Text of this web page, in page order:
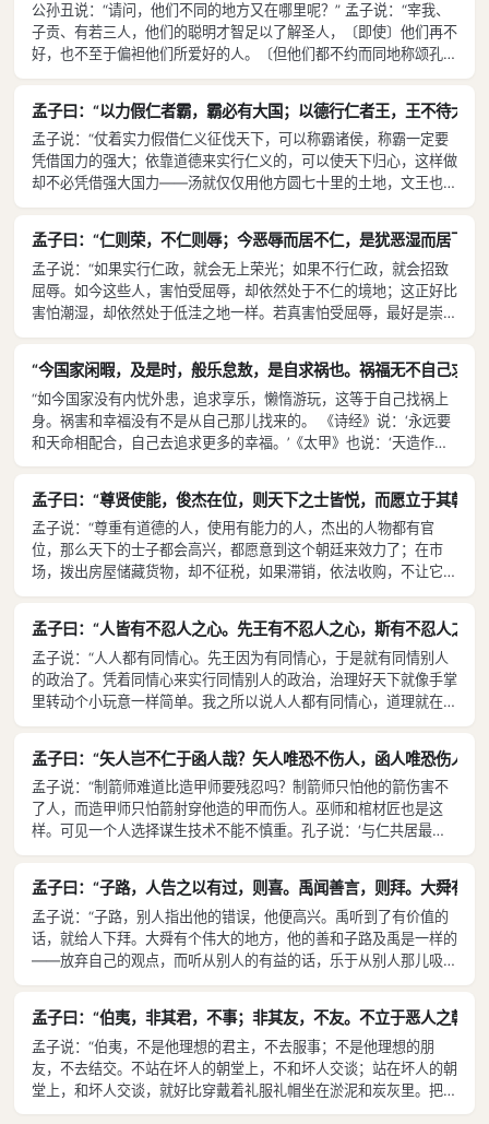
公孙丑说：“请问，他们不同的地方又在哪里呢？” 孟子说：“宰我、
子贡、有若三人，他们的聪明才智足以了解圣人，〔即使〕他们再不
好，也不至于偏袒他们所爱好的人。〔但他们都不约而同地称颂孔
子。〕宰我说：‘以我来看老师，比尧、舜都强多了。’子贡说：‘看见
从现在到百代以后，衡量这百代君王的高下，其标准都不能违离孔子
之道。自有人类以来，没有人能够比得上他老人家的。’有若说：‘难
道只有百姓如此吗？麒麟相比于走兽，凤凰相比于飞鸟，泰山相比于
土堆，河海相比于溪涧，都算是同类。圣人相比于百姓，也是同类。
虽然他来自民间，却远远超出大众——自有人类以来，还没有比孔子
更伟大的。’”
孟子曰：“以力假仁者霸，霸必有大国；以德行仁者王，王不待大
孟子说：“仗着实力假借仁义征伐天下，可以称霸诸侯，称霸一定要
凭借国力的强大；依靠道德来实行仁义的，可以使天下归心，这样做
却不必凭借强大国力——汤就仅仅用他方圆七十里的土地，文王也就
仅仅用他方圆百里的土地〔实行了仁政，而使人心归服〕。仗着实力
来使人服从的，人家不会心悦诚服，只是因为他本身的实力不够的缘
故；依靠道德来使人服从的，人家才会心悦诚服，就好像七十多位弟
子归服孔子一样。《诗经》说过：‘从西从东，从南从北，没有哪种
想法不心悦诚服。’正是这个意思。”
孟子曰：“仁则荣，不仁则辱；今恶辱而居不仁，是犹恶湿而居下
孟子说：“如果实行仁政，就会无上荣光；如果不行仁政，就会招致
屈辱。如今这些人，害怕受屈辱，却依然处于不仁的境地；这正好比
害怕潮湿，却依然处于低洼之地一样。若真害怕受屈辱，最好是崇尚
道德而尊敬士人，让贤人居于高位，让能人担任要职。国家既无内忧
经》说：‘趁雨没下来云没起，桑树根上剥些皮，门儿窗儿都修理。
下面的人们，谁敢把我欺？！’孔子说：‘这诗的作者真懂道理呀！能
治理好他的国家，谁敢侮辱他？’
“今国家闲暇，及是时，般乐怠敖，是自求祸也。祸福无不自己求之
“如今国家没有内忧外患，追求享乐，懒惰游玩，这等于自己找祸上
身。祸害和幸福没有不是从自己那儿找来的。 《诗经》说：‘永远要
和天命相配合，自己去追求更多的幸福。’《太甲》也说：‘天造作的
罪孽，还可以逃掉；自己造作的罪孽，却无处可逃。’正是这个意
孟子曰：“尊贤使能，俊杰在位，则天下之士皆悦，而愿立于其朝
孟子说：“尊重有道德的人，使用有能力的人，杰出的人物都有官
位，那么天下的士子都会高兴，都愿意到这个朝廷来效力了；在市
场，拨出房屋储藏货物，却不征税，如果滞销，依法收购，不让它长
久积压，那么天下的商人都会高兴，愿意把货物存放在这个市场了；
关卡，只稽查而不收税，那么天下的旅客都会高兴，愿意经过这里的
道路了；对种田人实行井田制，只助耕公田，不再收税，那么天下的
农夫都会高兴，愿意到这里的田野来耕种了；空宅空地，不征空置
税，无业者也不派发劳役，那么天下的百姓都会高兴，愿意到这里定
居了。真正能够做到这五项，那么邻近国家的百姓都会举头仰望他就
像仰望父母一样了。〔如果邻国之君要率领人民来攻打他，便好比〕
率领儿女去攻打他们的父母，从人类诞生以来，这种事没有能够成功
的。真能这样，便会天下无敌。天下无敌的人叫作‘天吏’。这样还不
能统一天下的，是从来不曾有过的。”
孟子曰：“人皆有不忍人之心。先王有不忍人之心，斯有不忍人之
孟子说：“人人都有同情心。先王因为有同情心，于是就有同情别人
的政治了。凭着同情心来实行同情别人的政治，治理好天下就像手掌
里转动个小玩意一样简单。我之所以说人人都有同情心，道理就在
于：现在忽然看见一个小孩子将要掉到井里去了，每个人都会产生惊
要在乡里朋友间博得声誉，也不是讨厌背上见死不救的坏名声才这样
的。从这一点来看，人没有同情之心，便不算是人；没有羞耻之心，
便不算是人；没有推让之心，便不算是人；没有是非之心，便不算是
人。同情之心是仁的首要，羞耻之心是义的首要，推让之心是礼的首
要，是非之心是智的首要。人具备了这四种首要的善心，就好比他有
手足四肢一般自然。有这四种首要善心却自己认为不行的人，是自暴
自弃的人；认为他的君主不行的人，是残害那君主的人。凡是具有这
四种首要善心的人，若明白把它们都扩充起来，那就会像刚点燃的火
苗，〔终成燎原之势；〕刚涌出的泉水〔，终必汇为江河〕。真的能
够扩充，便足以安定天下；如果不肯扩充，〔让它自生自灭，〕最终
连赡养爹妈都办不到。”
孟子曰：“矢人岂不仁于函人哉？矢人唯恐不伤人，函人唯恐伤人
孟子说：“制箭师难道比造甲师要残忍吗？制箭师只怕他的箭伤害不
了人，而造甲师只怕箭射穿他造的甲而伤人。巫师和棺材匠也是这
样。可见一个人选择谋生技术不能不慎重。孔子说：‘与仁共居最美
好。居住不选择与仁共处，怎么能算聪明呢？’仁，是天最尊贵的爵
位，是人最安逸的住宅。没有人来阻拦你，你却不仁，这是不明智
的。不仁、不智、无礼、无义，这种人只能做仆役。作为仆役而自以
为耻，就好比造弓师以造弓为耻，制箭师以制箭为耻。如果真的以它
为耻，不如好好去践行仁义。行仁者如同弓箭手：弓箭手必先端正姿
势然后开弓；开弓没有射中，不埋怨那些胜过自己的人，只能反躬自
问罢了。”
孟子曰：“子路，人告之以有过，则喜。禹闻善言，则拜。大舜有
孟子说：“子路，别人指出他的错误，他便高兴。禹听到了有价值的
话，就给人下拜。大舜有个伟大的地方，他的善和子路及禹是一样的
——放弃自己的观点，而听从别人的有益的话，乐于从别人那儿吸取
优点来行善。他从干农活、制陶器、打鱼直到做天子，没有哪一优点
君子最高的德行就是和别人一道行善。”
孟子曰：“伯夷，非其君，不事；非其友，不友。不立于恶人之朝
孟子说：“伯夷，不是他理想的君主，不去服事；不是他理想的朋
友，不去结交。不站在坏人的朝堂上，不和坏人交谈；站在坏人的朝
堂上，和坏人交谈，就好比穿戴着礼服礼帽坐在淤泥和炭灰里。把这
种厌恶坏人坏事的心情推广开来，他觉得即便同家乡人站在一块，若